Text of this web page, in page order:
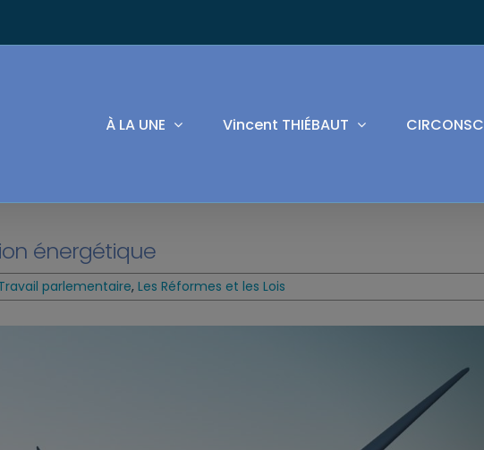
À LA UNE Vincent THIÉBAUT
énergétique
parlementaire, Les Réformes et les Lois